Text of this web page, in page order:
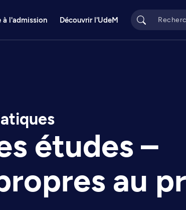
à l'admission Découvrir l'UdeM
études –
au